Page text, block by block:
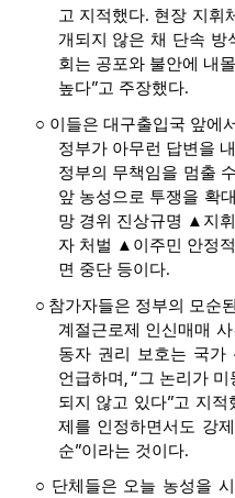
고 지적했다. 현장 지휘
개되지 않은 채 단속 방
회는 공포와 불안에 내
높다”고 주장했다.
○ 이들은 대구출입국 앞에
정부가 아무런 답변을
정부의 무책임을 멈출
앞 농성으로 투쟁을 확
망 경위 진상규명 ▲ 지
자 처벌 ▲ 이주민 안정
면 중단 등이다.
○ 참가자들은 정부의 모순
계절근로제 인신매매
동자 권리 보호는 국가
언급하며 , “그 논리가
되지 않고 있다”고 지적
제를 인정하면서도 강
순”이라는 것이다.
○ 단체들은 오늘 농성을